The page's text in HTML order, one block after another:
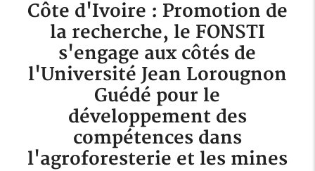
Côte d'Ivoire : Promotion de
la recherche, le FONSTI
s'engage aux côtés de
l'Université Jean Lorougnon
Guédé pour le
développement des
compétences dans
l'agroforesterie et les mines